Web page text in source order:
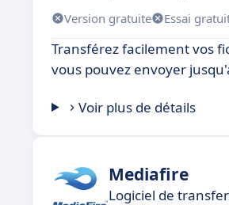
Version gratuite Essai
Transférez facilement vos
vous pouvez envoyer
Voir plus de détails
Mediafire
Logiciel de